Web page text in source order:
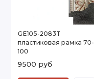
GE105-2083T
пластиковая рамка 70-
100
9500 руб